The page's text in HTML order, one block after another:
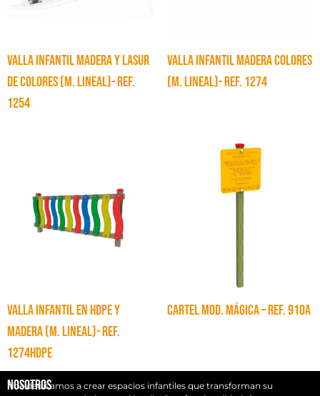
VALLA INFANTIL MADERA Y LASUR
DE COLORES (M. LINEAL)- Ref.
1254
VALLA INFANTIL MADERA COLORES
(M. LINEAL)- Ref. 1274
VALLA INFANTIL EN HDPE Y
MADERA (M. LINEAL)- Ref.
1274HDPE
CARTEL MOD. MÁGICA – Ref. 910A
Nosotros
Nos dedicamos a crear espacios infantiles que transforman su